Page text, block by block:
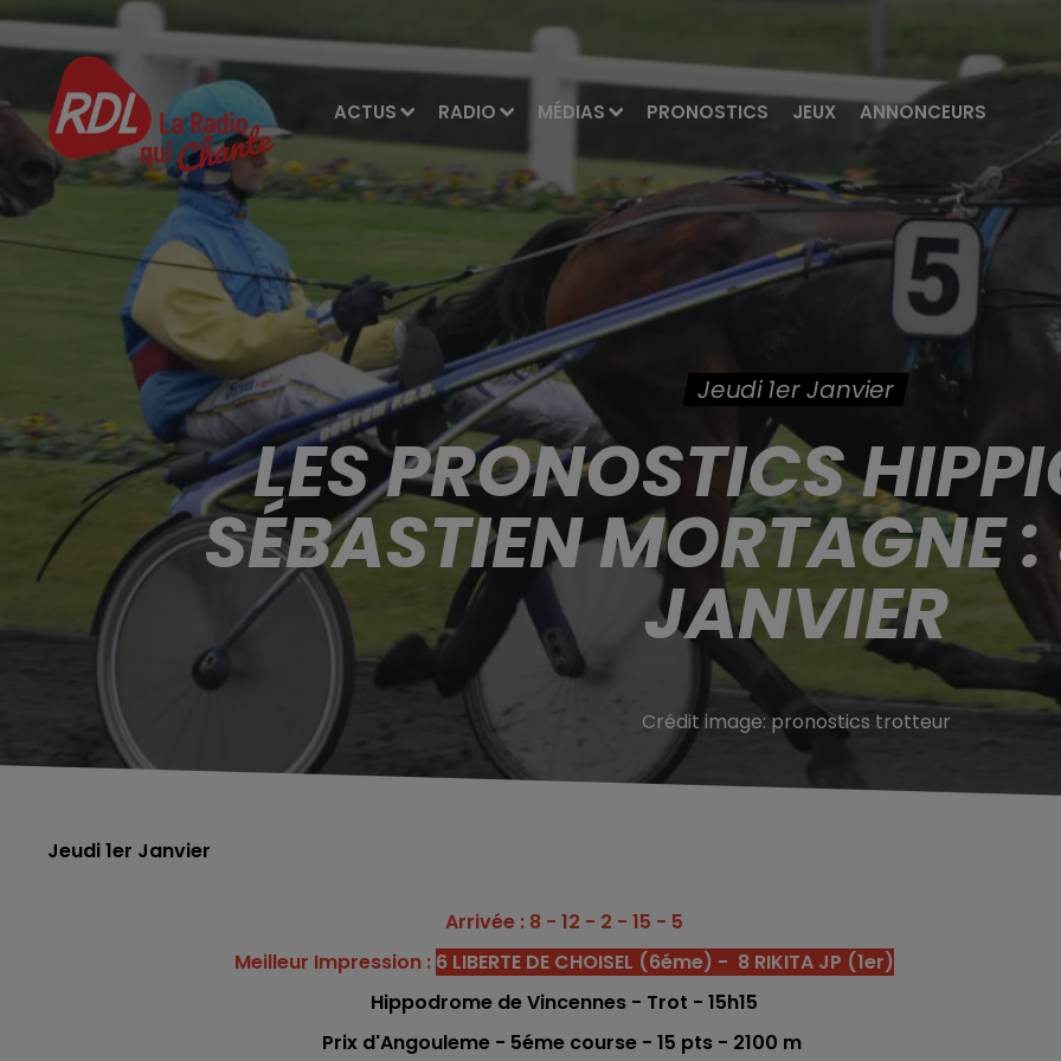
ACTUS RADIO MÉDIAS PRONOSTICS JEUX ANNONCEURS
Jeudi 1er Janvier
LES PRONOSTICS
SÉBASTIEN MORTAGNE :
JANVIER
Crédit image: pronostics trotteur
Jeudi 1er Janvier
Arrivée : 8 - 12 - 2 - 15 - 5
Meilleur Impression : 6 LIBERTE DE CHOISEL (6éme) - 8 RIKITA JP (1er)
Hippodrome de Vincennes - Trot - 15h15
Prix d'Angouleme - 5émecourse - 15 pts - 2100 m